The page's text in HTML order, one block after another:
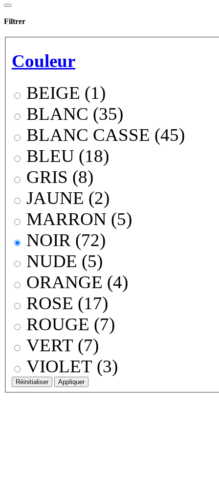
Filtrer
Couleur
BEIGE (1)
BLANC (35)
BLANC CASSE (45)
BLEU (18)
GRIS (8)
JAUNE (2)
MARRON (5)
NOIR (72)
NUDE (5)
ORANGE (4)
ROSE (17)
ROUGE (7)
VERT (7)
VIOLET (3)
Réinitialiser Appliquer